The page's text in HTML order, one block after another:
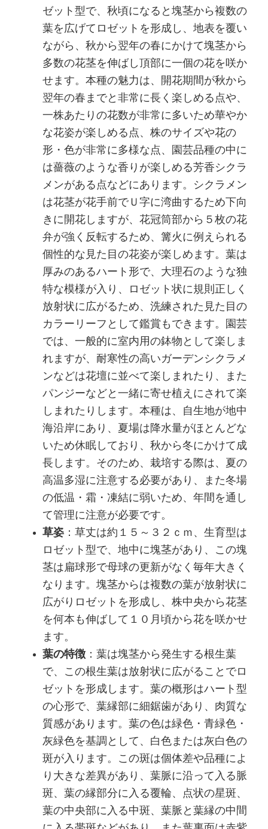
ゼット型で、秋頃になると塊茎から複数の
葉を広げてロゼットを形成し、地表を覆い
ながら、秋から翌年の春にかけて塊茎から
多数の花茎を伸ばし頂部に一個の花を咲か
せます。本種の魅力は、開花期間が秋から
翌年の春までと非常に長く楽しめる点や、
一株あたりの花数が非常に多いため華やか
な花姿が楽しめる点、株のサイズや花の
形・色が非常に多様な点、園芸品種の中に
は薔薇のような香りが楽しめる芳香シクラ
メンがある点などにあります。シクラメン
は花茎が花手前でＵ字に湾曲するため下向
きに開花しますが、花冠筒部から５枚の花
弁が強く反転するため、篝火に例えられる
個性的な見た目の花姿が楽しめます。葉は
厚みのあるハート形で、大理石のような独
特な模様が入り、ロゼット状に規則正しく
放射状に広がるため、洗練された見た目の
カラーリーフとして鑑賞もできます。園芸
では、一般的に室内用の鉢物として楽しま
れますが、耐寒性の高いガーデンシクラメ
ンなどは花壇に並べて楽しまれたり、また
パンジーなどと一緒に寄せ植えにされて楽
しまれたりします。本種は、自生地が地中
海沿岸にあり、夏場は降水量がほとんどな
いため休眠しており、秋から冬にかけて成
長します。そのため、栽培する際は、夏の
高温多湿に注意する必要があり、また冬場
の低温・霜・凍結に弱いため、年間を通し
て管理に注意が必要です。
草姿 ：草丈は約１５～３２ｃｍ、生育型は
ロゼット型で、地中に塊茎があり、この塊
茎は扁球形で母球の更新がなく毎年大きく
なります。塊茎からは複数の葉が放射状に
広がりロゼットを形成し、株中央から花茎
を何本も伸ばして１０月頃から花を咲かせ
ます。
葉の特徴 ：葉は塊茎から発生する根生葉
で、この根生葉は放射状に広がることでロ
ゼットを形成します。葉の概形はハート型
の心形で、葉縁部に細鋸歯があり、肉質な
質感があります。葉の色は緑色・青緑色・
灰緑色を基調として、白色または灰白色の
斑が入ります。この斑は個体差や品種によ
り大きな差異があり、葉脈に沿って入る脈
斑、葉の縁部分に入る覆輪、点状の星斑、
葉の中央部に入る中斑、葉脈と葉縁の中間